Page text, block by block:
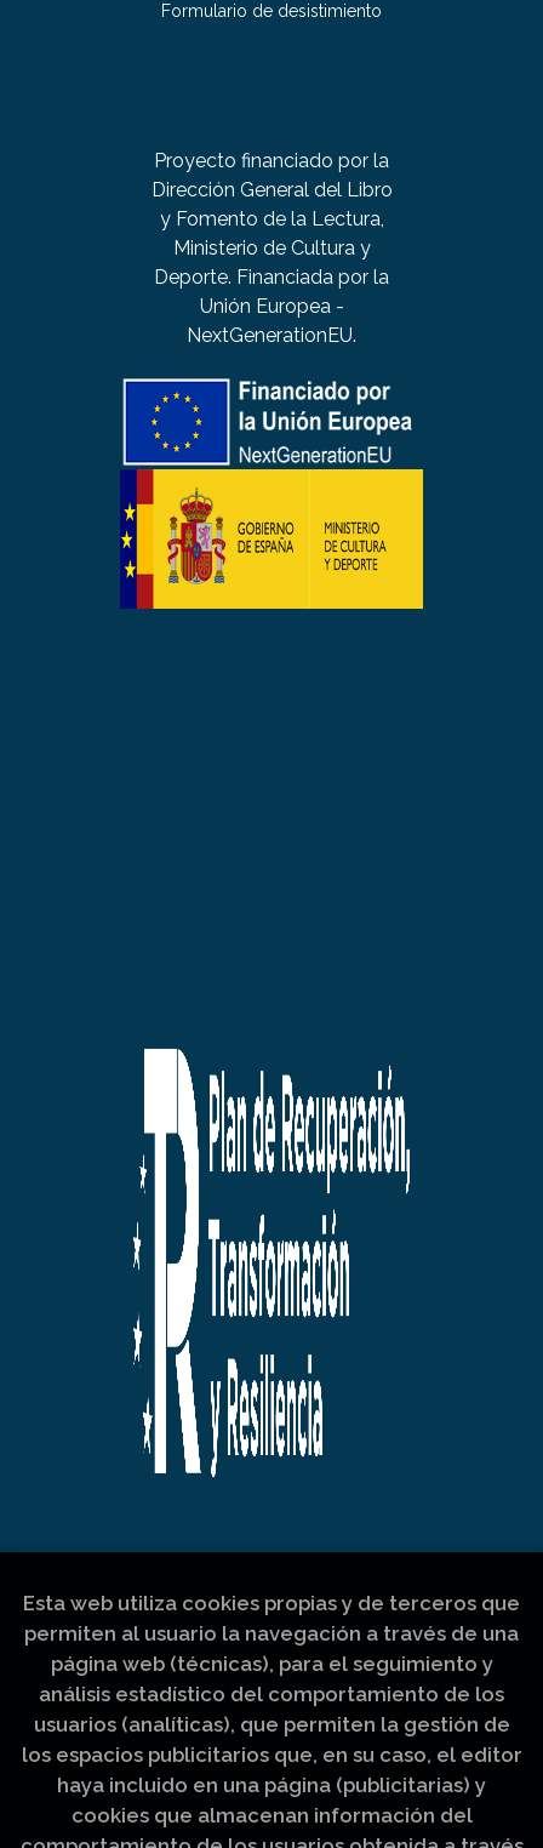
Formulario de desistimiento
Proyecto financiado por la
Dirección General del Libro
y Fomento de la Lectura,
Ministerio de Cultura y
Deporte. Financiada por la
Unión Europea -
NextGenerationEU.
Esta web utiliza cookies propias y de terceros que
permiten al usuario la navegación a través de una
página web (técnicas), para el seguimiento y
análisis estadístico del comportamiento de los
usuarios (analíticas), que permiten la gestión de
los espacios publicitarios que, en su caso, el editor
haya incluido en una página (publicitarias) y
cookies que almacenan información del